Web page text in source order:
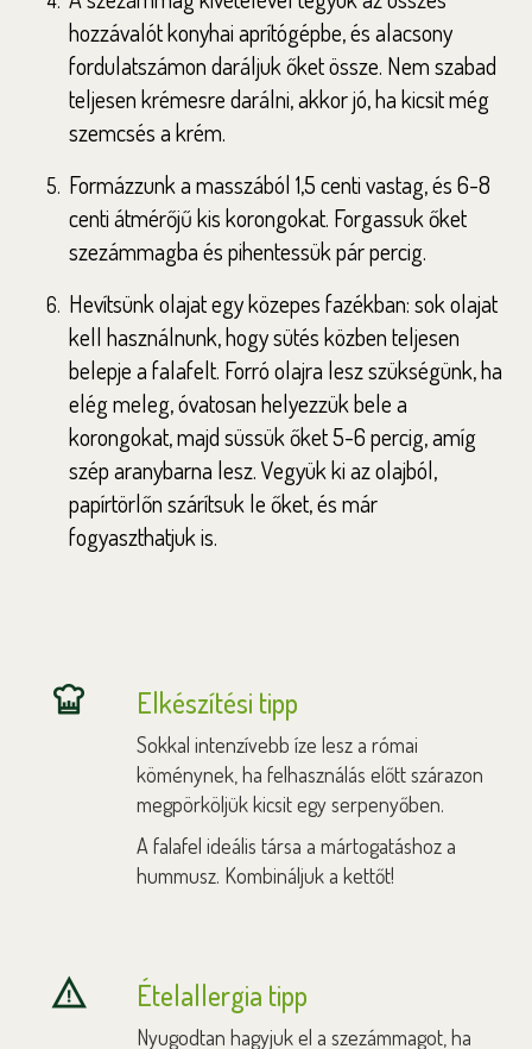
hozzávalót konyhai aprítógépbe, és alacsony
fordulatszámon daráljuk őket össze. Nem szabad
teljesen krémesre darálni, akkor jó, ha kicsit még
szemcsés a krém.
Formázzunk a masszából 1,5 centi vastag, és 6-8
centi átmérőjű kis korongokat. Forgassuk őket
szezámmagba és pihentessük pár percig.
Hevítsünk olajat egy közepes fazékban: sok olajat
kell használnunk, hogy sütés közben teljesen
belepje a falafelt. Forró olajra lesz szükségünk, ha
elég meleg, óvatosan helyezzük bele a
korongokat, majd süssük őket 5-6 percig, amíg
szép aranybarna lesz. Vegyük ki az olajból,
papírtörlőn szárítsuk le őket, és már
fogyaszthatjuk is.
Elkészítési tipp
Sokkal intenzívebb íze lesz a római
köménynek, ha felhasználás előtt szárazon
megpörköljük kicsit egy serpenyőben.
A falafel ideális társa a mártogatáshoz a
hummusz. Kombináljuk a kettőt!
Ételallergia tipp
Nyugodtan hagyjuk el a szezámmagot, ha